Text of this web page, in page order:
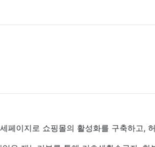
페이지로 쇼핑몰의 활성화를 구축하고,